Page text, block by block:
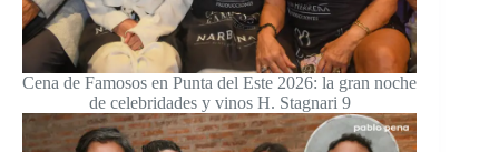
Cena de Famosos en Punta del Este 2026: la gran noche
de celebridades y vinos H. Stagnari 9